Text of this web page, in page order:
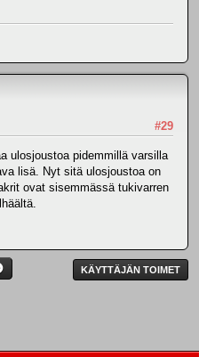
#29
ulosjoustoa pidemmillä varsilla
lisä. Nyt sitä ulosjoustoa on
ovat sisemmässä tukivarren
KÄYTTÄJÄN TOIMET